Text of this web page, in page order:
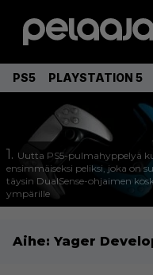
PS5 PLAYSTATION 5
1. Uutta PS5-pulmahyppelyä
ensimmäiseksi peliksi, joka on
täysin DualSense-ohjaimen
ympärille
Aihe: Yager